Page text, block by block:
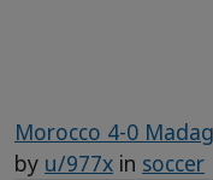
Morocco 4-0
by u/977x in soccer